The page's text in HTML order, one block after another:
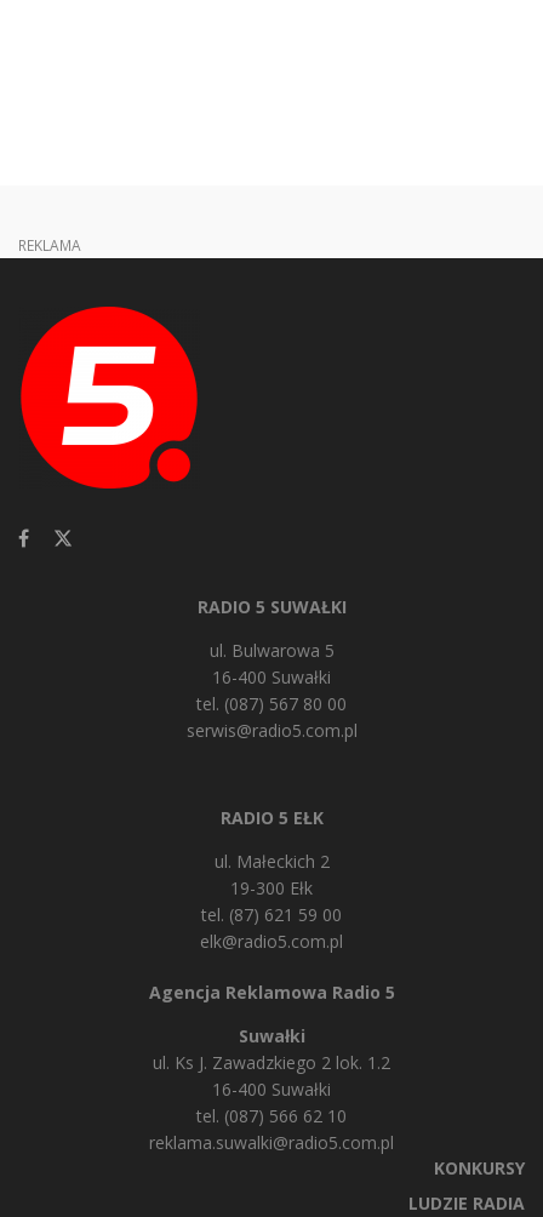
REKLAMA
RADIO 5 SUWAŁKI
ul. Bulwarowa 5
16-400 Suwałki
tel. (087) 567 80 00
serwis@radio5.com.pl
RADIO 5 EŁK
ul. Małeckich 2
19-300 Ełk
tel. (87) 621 59 00
elk@radio5.com.pl
Agencja Reklamowa Radio 5
Suwałki
ul. Ks J. Zawadzkiego 2 lok. 1.2
16-400 Suwałki
tel. (087) 566 62 10
reklama.suwalki@radio5.com.pl
KONKURSY
LUDZIE RADIA